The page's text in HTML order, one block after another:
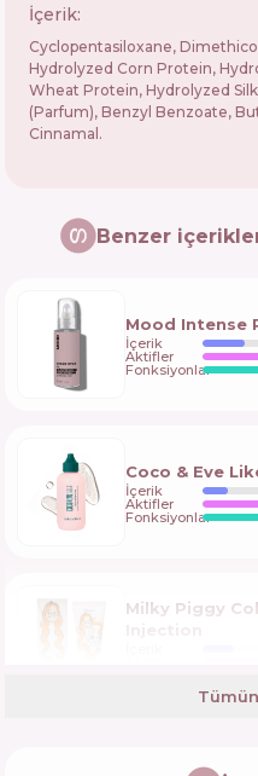
İçerik:
Cyclopentasiloxane,
Hydrolyzed Corn Protein,
Wheat Protein, Hydrolyzed
(Parfum), Benzyl Benzoate,
Cinnamal.
Benzer
Mood Intense
İçerik
Aktifler
Fonksiyonlar
Coco & Eve
İçerik
Aktifler
Fonksiyonlar
Milky Piggy